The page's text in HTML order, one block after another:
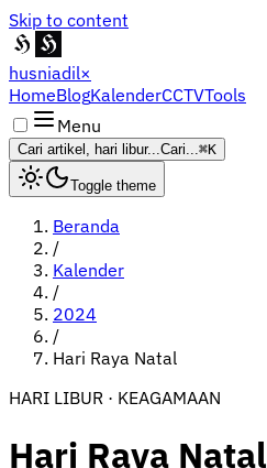
Skip to content
husniadil×
HomeBlogKalenderCCTVTools
Menu
Cari artikel, hari libur...Cari...⌘K
Toggle theme
Beranda
/
Kalender
/
2024
/
Hari Raya Natal
HARI LIBUR · KEAGAMAAN
Hari Raya Natal